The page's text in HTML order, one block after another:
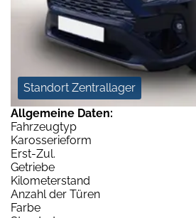
Standort Zentrallager
Allgemeine Daten:
Fahrzeugtyp
Karosserieform
Erst-Zul.
Getriebe
Kilometerstand
Anzahl der Türen
Farbe